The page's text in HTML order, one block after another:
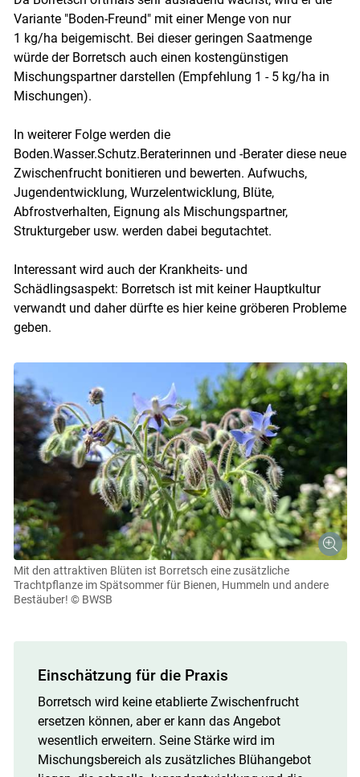
Variante "Boden-Freund" mit einer Menge von nur
1 kg/ha beigemischt. Bei dieser geringen Saatmenge
würde der Borretsch auch einen kostengünstigen
Mischungspartner darstellen (Empfehlung 1 - 5 kg/ha in
Mischungen).
In weiterer Folge werden die
Boden.Wasser.Schutz.Beraterinnen und -Berater diese neue
Zwischenfrucht bonitieren und bewerten. Aufwuchs,
Jugendentwicklung, Wurzelentwicklung, Blüte,
Abfrostverhalten, Eignung als Mischungspartner,
Strukturgeber usw. werden dabei begutachtet.
Interessant wird auch der Krankheits- und
Schädlingsaspekt: Borretsch ist mit keiner Hauptkultur
verwandt und daher dürfte es hier keine gröberen Probleme
geben.
Mit den attraktiven Blüten ist Borretsch eine zusätzliche
Trachtpflanze im Spätsommer für Bienen, Hummeln und andere
Bestäuber! © BWSB
Einschätzung für die Praxis
Borretsch wird keine etablierte Zwischenfrucht
ersetzen können, aber er kann das Angebot
wesentlich erweitern. Seine Stärke wird im
Mischungsbereich als zusätzliches Blühangebot